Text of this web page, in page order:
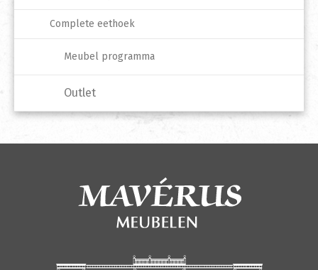
Complete eethoek
Meubel programma
Outlet